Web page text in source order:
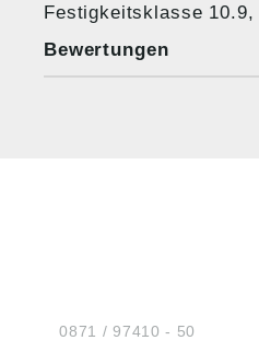
Festigkeitsklasse
Bewertungen
Tel.:0871 / 97410 - 50